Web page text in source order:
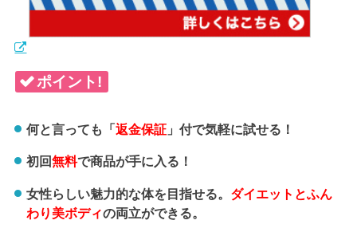
ポイント!
何と言っても「返金保証」付で気軽に試せる！
初回無料で商品が手に入る！
女性らしい魅力的な体を目指せる。 ダイエットとふん
わり美ボディの両立ができる。